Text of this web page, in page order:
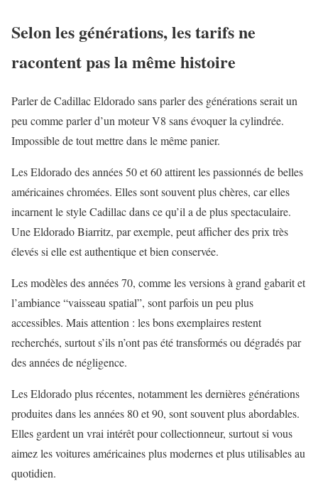
Selon les générations, les tarifs ne
racontent pas la même histoire
Parler de Cadillac Eldorado sans parler des générations serait un
peu comme parler d’un moteur V8 sans évoquer la cylindrée.
Impossible de tout mettre dans le même panier.
Les Eldorado des années 50 et 60 attirent les passionnés de belles
américaines chromées. Elles sont souvent plus chères, car elles
incarnent le style Cadillac dans ce qu’il a de plus spectaculaire.
Une Eldorado Biarritz, par exemple, peut afficher des prix très
élevés si elle est authentique et bien conservée.
Les modèles des années 70, comme les versions à grand gabarit et
l’ambiance “vaisseau spatial”, sont parfois un peu plus
accessibles. Mais attention : les bons exemplaires restent
recherchés, surtout s’ils n’ont pas été transformés ou dégradés par
des années de négligence.
Les Eldorado plus récentes, notamment les dernières générations
produites dans les années 80 et 90, sont souvent plus abordables.
Elles gardent un vrai intérêt pour collectionneur, surtout si vous
aimez les voitures américaines plus modernes et plus utilisables au
quotidien.